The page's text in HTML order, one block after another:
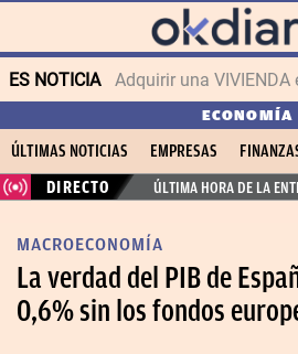
ES NOTICIA Adquirir una
ECONOMÍA
ÚLTIMAS NOTICIAS EMPRESAS
DIRECTO
ÚLTIMA HORA DE LA
MACROECONOMÍA
La verdad del PIB de
0,6% sin los fondos